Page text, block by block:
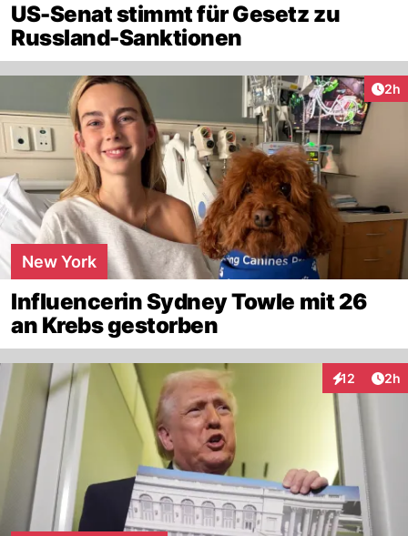
US-Senat stimmt für Gesetz zu
Russland-Sanktionen
2h
New York
Influencerin Sydney Towle mit 26
an Krebs gestorben
12
Interaktionen
2h